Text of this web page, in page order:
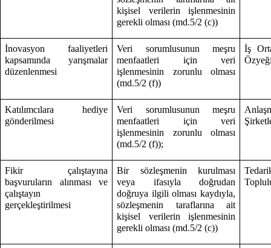
kişisel verilerin işlenmesinin
gerekli olması (md.5/2 (c))
İnovasyon faaliyetleri
kapsamında yarışmalar
düzenlenmesi
Veri sorumlusunun meşru
menfaatleri için veri
işlenmesinin zorunlu olması
(md.5/2 (f))
İş
Katılımcılara hediye
gönderilmesi
Veri sorumlusunun meşru
menfaatleri için veri
işlenmesinin zorunlu olması
(md.5/2 (f));
Fikir çalıştayına
başvuruların alınması ve
çalıştayın
gerçekleştirilmesi
Bir sözleşmenin kurulması
veya ifasıyla doğrudan
doğruya ilgili olması kaydıyla,
sözleşmenin taraflarına ait
kişisel verilerin işlenmesinin
gerekli olması (md.5/2 (c))